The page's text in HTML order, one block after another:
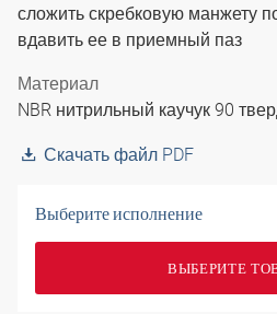
сложить скребковую манжету
вдавить ее в приемный паз
Материал
NBR нитрильный каучук 90
Скачать файл PDF
Выберите исполнение
ВЫБЕРИТЕ